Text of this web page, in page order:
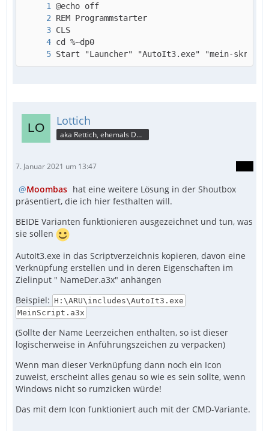
Start "Launcher" "AutoIt3.exe" "mein-
Lottich
aka Rettich, ehemals DAU
7. Januar 2021 um 13:47
Moombas hat eine weitere Lösung in der Shoutbox
präsentiert, die ich hier festhalten will.
BEIDE Varianten funktionieren ausgezeichnet und tun, was
sie sollen
AutoIt3.exe in das Scriptverzeichnis kopieren, davon eine
Verknüpfung erstellen und in deren Eigenschaften im
Zielinput " NameDer.a3x" anhängen
Beispiel: H:\ARU\includes\AutoIt3.exe
MeinScript.a3x
(Sollte der Name Leerzeichen enthalten, so ist dieser
logischerweise in Anführungszeichen zu verpacken)
Wenn man dieser Verknüpfung dann noch ein Icon
zuweist, erscheint alles genau so wie es sein sollte, wenn
Windows nicht so rumzicken würde!
Das mit dem Icon funktioniert auch mit der CMD-Variante.